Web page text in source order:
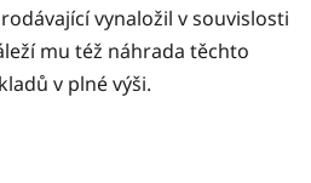
vynaložil v souvislosti
mu též náhrada těchto
v plné výši.